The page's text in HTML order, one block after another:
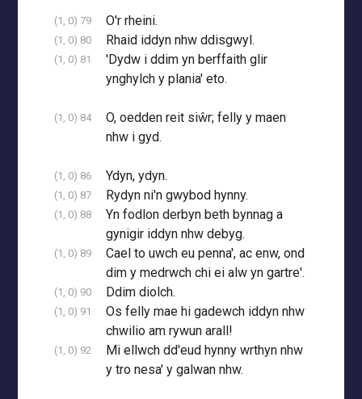
(1, 0) 79 O'r rheini.
(1, 0) 80 Rhaid iddyn nhw ddisgwyl.
(1, 0) 81
'Dydw i ddim yn berffaith glir
ynghylch y plania' eto.
(1, 0) 84
O, oedden reit siŵr; felly y maen
nhw i gyd.
(1, 0) 86 Ydyn, ydyn.
(1, 0) 87 Rydyn ni'n gwybod hynny.
(1, 0) 88
Yn fodlon derbyn beth bynnag a
gynigir iddyn nhw debyg.
(1, 0) 89
Cael to uwch eu penna', ac enw, ond
dim y medrwch chi ei alw yn gartre'.
(1, 0) 90 Ddim diolch.
(1, 0) 91
Os felly mae hi gadewch iddyn nhw
chwilio am rywun arall!
(1, 0) 92
Mi ellwch dd'eud hynny wrthyn nhw
y tro nesa' y galwan nhw.